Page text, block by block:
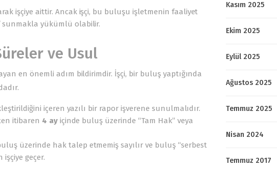
işçiye aittir. Ancak işçi, bu buluşu işletmenin faaliyet
sunmakla yükümlü olabilir.
ve Usul
en önemli adım bildirimdir. İşçi, bir buluş yaptığında
içeren yazılı bir rapor işverene sunulmalıdır.
itibaren 4 ayiçinde buluş üzerinde “Tam Hak” veya
üzerinde hak talep etmemiş sayılır ve buluş “serbest
geçer.
Kasım 2025
Ekim 2025
Eylül 2025
Ağustos 2025
Temmuz 2025
Nisan 2024
Temmuz 2017